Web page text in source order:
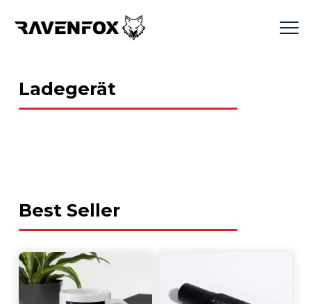
Ladegerät
Best Seller